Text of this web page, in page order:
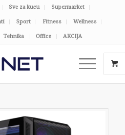
Sve za kuću Supermarket
Sport Fitness Wellness
Tehnika Office AKCIJA